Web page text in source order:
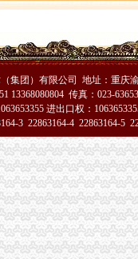
频道-华龙网
公网校
网
论频道-华龙网
知-国家公务员考
-重庆公务员-
全国海关如同一关”
_大众网
全国海关如同一关”
安排的通知—
关办手续|海关|重庆|
集团）有限公司 地址：重庆
13368080804 传真：023-
进出口权：
3 22863164-4 22863164-5